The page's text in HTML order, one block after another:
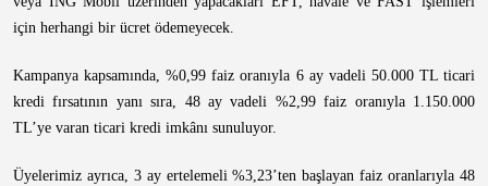
için herhangi bir ücret ödemeyecek.
Kampanya kapsamında, %0,99 faiz oranıyla 6 ay vadeli 50.000 TL ticari
kredi fırsatının yanı sıra, 48 ay vadeli %2,99 faiz oranıyla 1.150.000
TL’ye varan ticari kredi imkânı sunuluyor.
Üyelerimiz ayrıca, 3 ay ertelemeli %3,23’ten başlayan faiz oranlarıyla 48